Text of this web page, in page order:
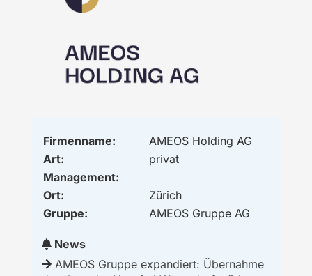
Firmenname:
AMEOS Holding AG
Art:
privat
Management:
Ort:
Zürich
Gruppe:
AMEOS Gruppe AG
News
AMEOS Gruppe expandiert: Übernahme